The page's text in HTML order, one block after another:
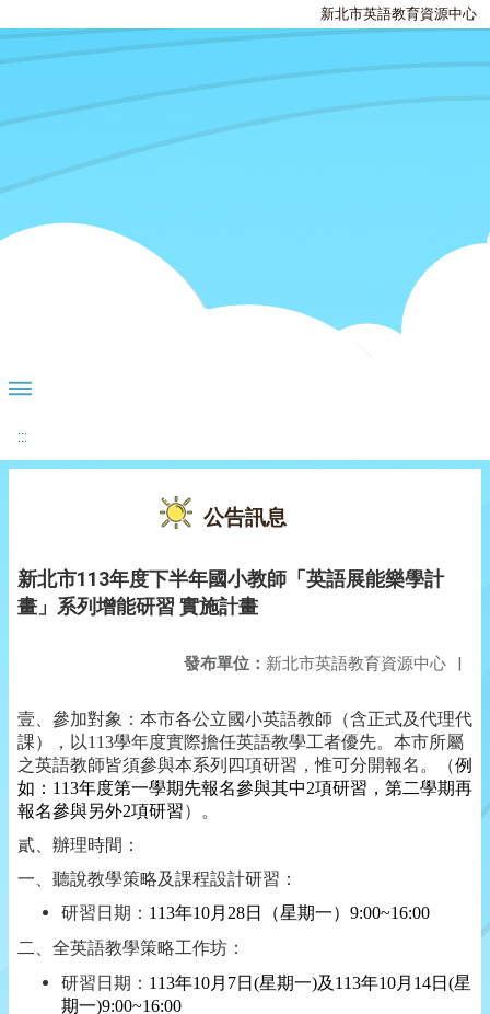
新北市英語教育資源中心
:::
公告訊息
新北市113年度下半年國小教師「英語展能樂學計
畫」系列增能研習 實施計畫
發布單位： 新北市英語教育資源中心 |
壹、參加對象：本市各公立國小英語教師（含正式及代理代
課），以113學年度實際擔任英語教學工者優先。本市所屬
之英語教師皆須參與本系列四項研習，惟可分開報名。（例
如：113年度第一學期先報名參與其中2項研習，第二學期再
報名參與另外2項研習）。
貳、辦理時間：
一、聽說教學策略及課程設計研習：
研習日期： 113年10月28日（星期一）9:00~16:00
二、全英語教學策略工作坊：
研習日期： 113年10月7日(星期一)及113年10月14日(星
期一)9:00~16:00